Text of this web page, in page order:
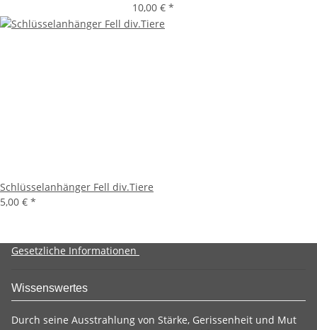
10,00 € *
Schlüsselanhänger Fell div.Tiere
5,00 € *
Gesetzliche Informationen
Wissenswertes
Durch seine Ausstrahlung von Stärke, Gerissenheit und Mut